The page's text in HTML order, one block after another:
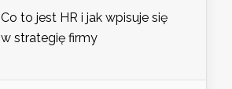
Co to jest HR i jak wpisuje się
w strategię firmy